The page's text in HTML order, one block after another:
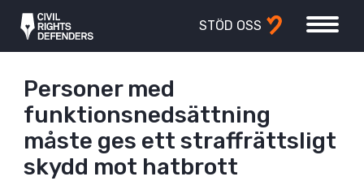
STÖD OSS
Personer med
funktionsnedsättning
måste ges ett straffrättsligt
skydd mot hatbrott